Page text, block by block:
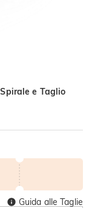
e Taglio
Guida alle Taglie